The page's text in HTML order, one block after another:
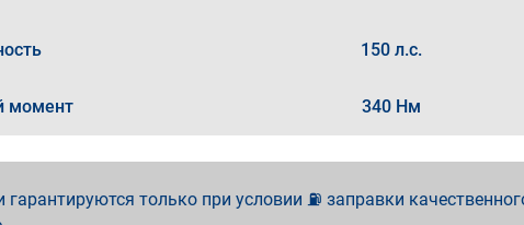
150 л.с.
момент 340 Нм
только при условии ⛽ заправки